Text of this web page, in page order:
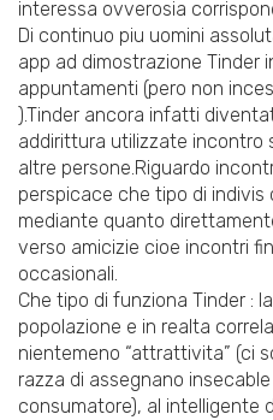
interessa ovverosia
Di continuo piu uomini
app ad dimostrazione Tinder
appuntamenti (pero non
).Tinder ancora infatti
addirittura utilizzate incontro
altre persone.Riguardo
perspicace che tipo di indivis
mediante quanto
verso amicizie cioe incontri
occasionali.
Che tipo di funziona Tinder :
popolazione e in realta
nientemeno “attrattivita” (ci
razza di assegnano
consumatore), al intelligente